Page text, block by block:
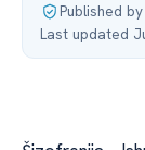
Published
Last updated